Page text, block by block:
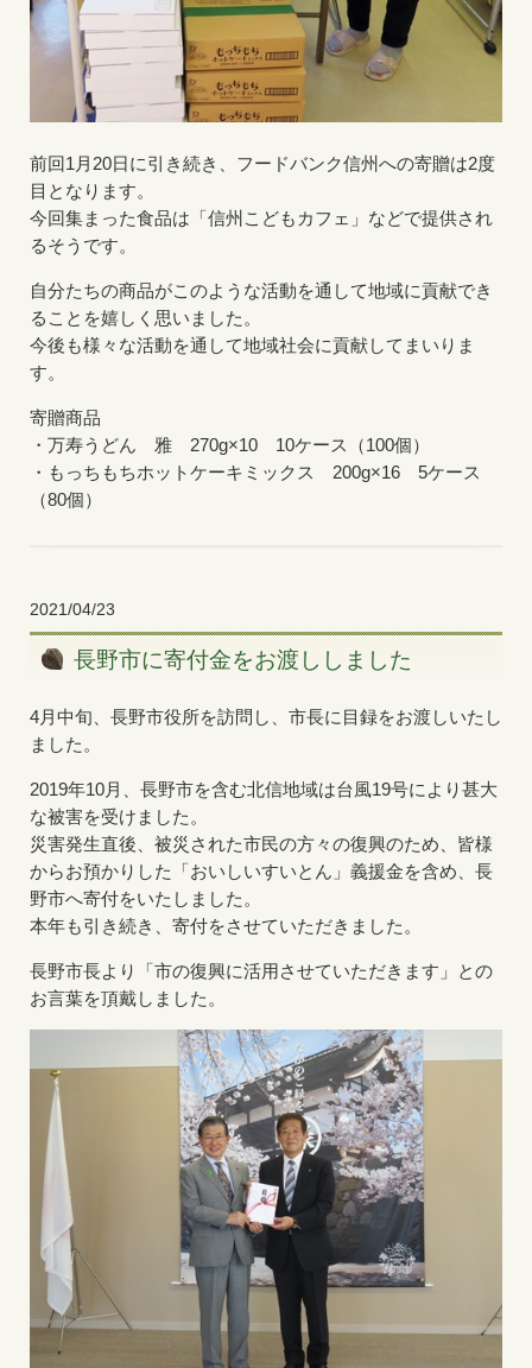
前回1月20日に引き続き、フードバンク信州への寄贈は2度
目となります。
今回集まった食品は「信州こどもカフェ」などで提供され
るそうです。
自分たちの商品がこのような活動を通して地域に貢献でき
ることを嬉しく思いました。
今後も様々な活動を通して地域社会に貢献してまいりま
す。
寄贈商品
・万寿うどん 雅 270g×10 10ケース（100個）
・もっちもちホットケーキミックス 200g×16 5ケース
（80個）
2021/04/23
長野市に寄付金をお渡ししました
4月中旬、長野市役所を訪問し、市長に目録をお渡しいたし
ました。
2019年10月、長野市を含む北信地域は台風19号により甚大
な被害を受けました。
災害発生直後、被災された市民の方々の復興のため、皆様
からお預かりした「おいしいすいとん」義援金を含め、長
野市へ寄付をいたしました。
本年も引き続き、寄付をさせていただきました。
長野市長より「市の復興に活用させていただきます」との
お言葉を頂戴しました。